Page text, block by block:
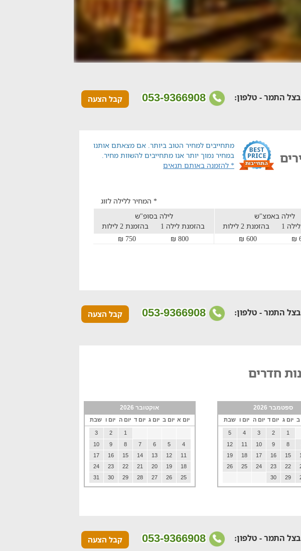
קבל הצעה בצל התמר - טלפון:
מתחייבים למחיר הטוב ביותר. אם מצאתם אותנו
במחיר נמוך יותר אנו מתחייבים להשוות מחיר.
* להזמנה באותם תנאים
* המחיר ללילה לזוג
לילה באמצ"ש
1
בהזמנת 2 לילות
לילה בסופ"ש
בהזמנת לילה 1
בהזמנת 2 לילות
600 ₪
800 ₪
750 ₪
קבל הצעה בצל התמר - טלפון:
חדרים
ספטמבר 2026
ב יום ג יום ד יום ה יום ו שבת
1
2
3
4
5
8
9
10
11
12
15
16
17
18
19
22
23
24
25
26
29
30
אוקטובר 2026
יום א יום ב יום ג יום ד יום ה יום ו שבת
1
2
3
4
5
6
7
8
9
10
11
12
13
14
15
16
17
18
19
20
21
22
23
24
25
26
27
28
29
30
31
קבל הצעה בצל התמר - טלפון: